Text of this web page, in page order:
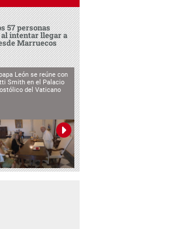
57 personas
intentar llegar a
Marruecos
León se reúne con
Smith en el Palacio
del Vaticano